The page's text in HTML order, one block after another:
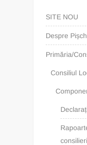
SITE NOU
Despre
Primăria/
Consiliul